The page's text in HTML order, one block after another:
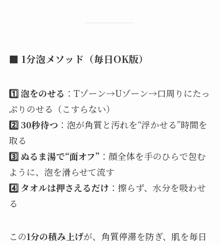
■ 1分泡メソッド（毎日OK版）
1️⃣ 泡をのせる ：Tゾーン→Uゾーン→口周りにたっ
ぷりのせる（こすらない）
2️⃣ 30秒待つ ：泡が角質と汚れを“浮かせる”時間を
取る
3️⃣ ぬるま湯で“面オフ” ：顔全体を手のひらで包む
ように、泡を滑らせて流す
4️⃣ タオルは押さえるだけ ：擦らず、水分を吸わせ
る
この1分の積み上げが、角質停滞を防ぎ、肌を毎日